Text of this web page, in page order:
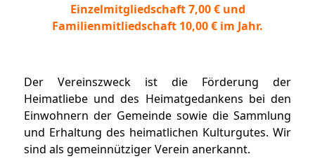
Einzelmitgliedschaft 7,00 € und
Familienmitliedschaft 10,00 € im Jahr.
Der Vereinszweck ist die Förderung der
Heimatliebe und des Heimatgedankens bei den
Einwohnern der Gemeinde sowie die Sammlung
und Erhaltung des heimatlichen Kulturgutes. Wir
sind als gemeinnütziger Verein anerkannt.